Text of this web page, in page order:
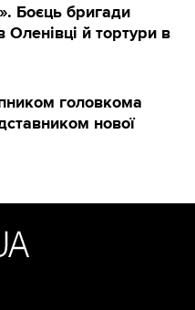
Боєць бригади
Оленівці й тортури в
головкома
нової